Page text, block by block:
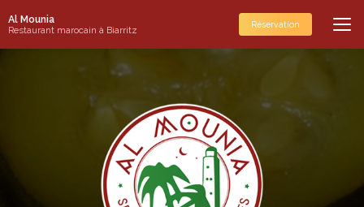
auAl Mounia
Restaurant marocain à Biarritz Réservation